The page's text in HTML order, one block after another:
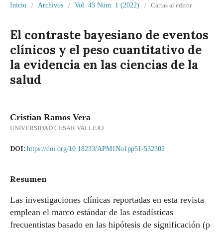
Inicio / Archivos / Vol. 43 Núm. 1 (2022) / Cartas al editor
El contraste bayesiano de eventos
clínicos y el peso cuantitativo de
la evidencia en las ciencias de la
salud
Cristian Ramos Vera
UNIVERSIDAD CESAR VALLEJO
DOI: https://doi.org/10.18233/APM1No1pp51-532302
Resumen
Las investigaciones clínicas reportadas en esta revista
emplean el marco estándar de las estadísticas
frecuentistas basado en las hipótesis de significación (p